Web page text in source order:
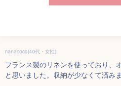
nanacoco(40代・女性)
フランス製のリネンを使っており、
と思いました。収納が少なくて済み